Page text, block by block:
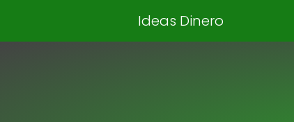
Ideas Dinero